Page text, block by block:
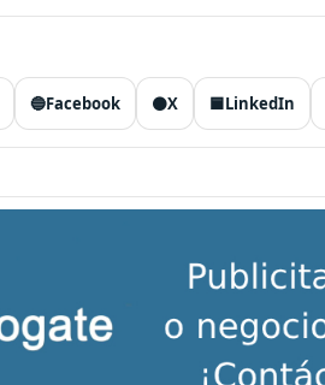
🔵Facebook ⚫X 🟦LinkedIn